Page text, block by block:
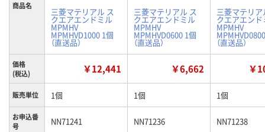
商品名
三菱マテリアル ス
クエアエンドミル
MPMHV
MPMHVD1000 1個
（直送品）
三菱マテリアル ス
クエアエンドミル
MPMHV
MPMHVD0600 1個
（直送品）
三菱マテリア
クエアエンド
MPMHV
（直送品）
価格
(税込)
￥12,441 ￥6,662 ￥
販売単位 1個 1個 1個
お申込番
号
NN71241 NN71236 NN71238